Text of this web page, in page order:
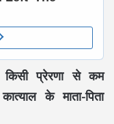
प्रेरणा से कम
के माता-पिता